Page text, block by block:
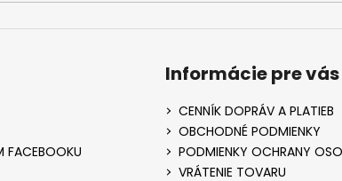
FACEBOOKU
Informácie pre vás
CENNÍK DOPRÁV A PLATIEB
OBCHODNÉ PODMIENKY
PODMIENKY OCHRANY
VRÁTENIE TOVARU